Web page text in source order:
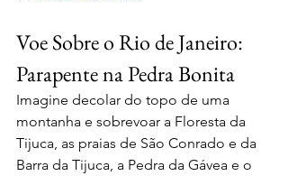
Voe Sobre o Rio de Janeiro:
Parapente na Pedra Bonita
Imagine decolar do topo de uma
montanha e sobrevoar a Floresta da
Tijuca, as praias de São Conrado e da
Barra da Tijuca, a Pedra da Gávea e o